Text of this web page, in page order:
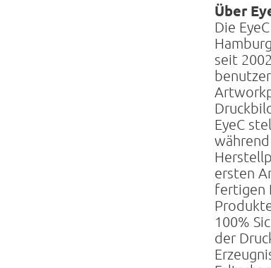
Über
Die
seit
EyeC
ersten
fertigen
100%
der